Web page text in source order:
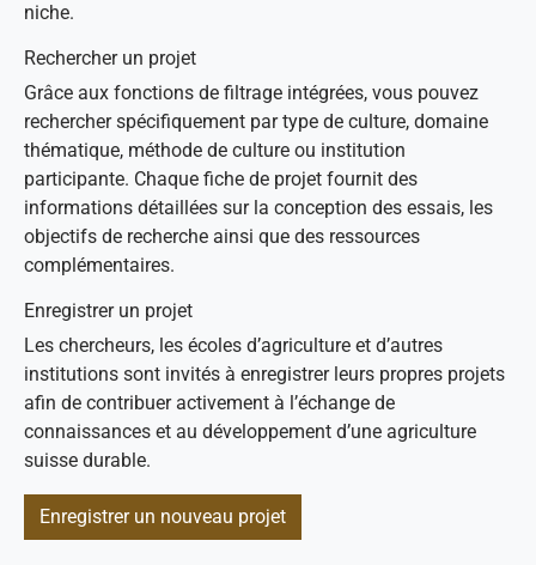
niche.
Rechercher un projet
Grâce aux fonctions de filtrage intégrées, vous pouvez
rechercher spécifiquement par type de culture, domaine
thématique, méthode de culture ou institution
participante. Chaque fiche de projet fournit des
informations détaillées sur la conception des essais, les
objectifs de recherche ainsi que des ressources
complémentaires.
Enregistrer un projet
Les chercheurs, les écoles d’agriculture et d’autres
institutions sont invités à enregistrer leurs propres projets
afin de contribuer activement à l’échange de
connaissances et au développement d’une agriculture
suisse durable.
Enregistrer un nouveau projet